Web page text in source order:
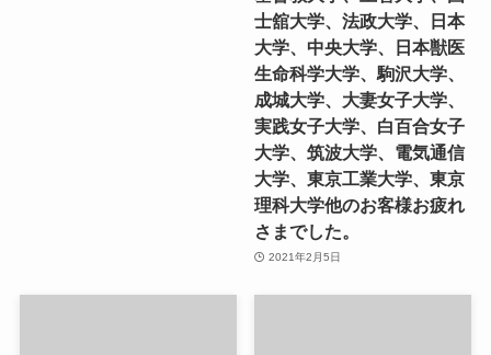
士舘大学、法政大学、日本
大学、中央大学、日本獣医
生命科学大学、駒沢大学、
成城大学、大妻女子大学、
実践女子大学、白百合女子
大学、筑波大学、電気通信
大学、東京工業大学、東京
理科大学他のお客様お疲れ
さまでした。
2021年2月5日